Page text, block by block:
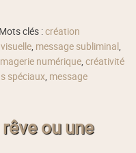
clés :création
, message subliminal,
numérique,créativité
spéciaux, message
ou une